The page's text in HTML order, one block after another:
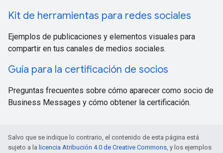
Kit de herramientas para redes sociales
Ejemplos de publicaciones y elementos visuales para
compartir en tus canales de medios sociales.
Guía para la certificación de socios
Preguntas frecuentes sobre cómo aparecer como socio de
Business Messages y cómo obtener la certificación.
Salvo que se indique lo contrario, el contenido de esta página está
sujeto a la licencia Atribución 4.0 de Creative Commons, y los ejemplos